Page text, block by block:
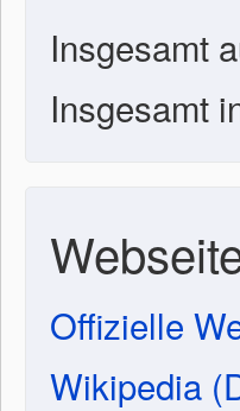
Insgesamt
Insgesamt
Offizielle
Wikipedia